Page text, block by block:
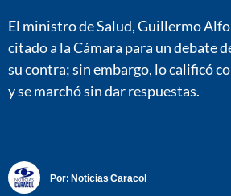
El ministro de Salud, Guillermo
citado a la Cámara para un debate
su contra; sin embargo, lo calificó
y se marchó sin dar respuestas.
Por: Noticias Caracol